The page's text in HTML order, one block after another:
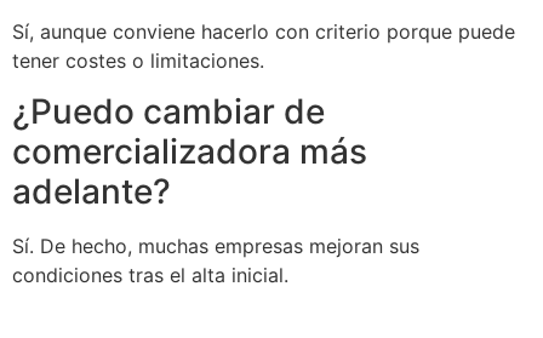
Sí, aunque conviene hacerlo con criterio porque puede
tener costes o limitaciones.
¿Puedo cambiar de
comercializadora más
adelante?
Sí. De hecho, muchas empresas mejoran sus
condiciones tras el alta inicial.